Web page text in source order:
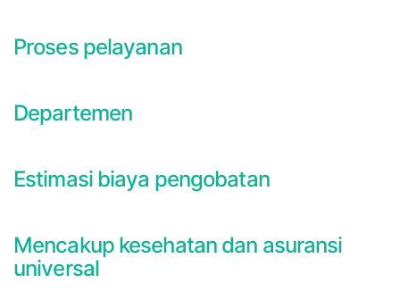
Proses pelayanan
Departemen
Estimasi biaya pengobatan
Mencakup kesehatan dan asuransi
universal